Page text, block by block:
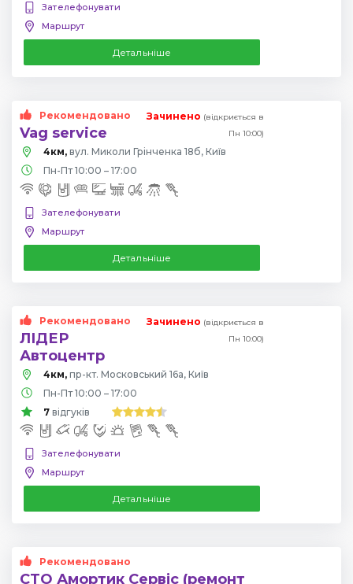
Зателефонувати
Маршрут
Детальніше
Рекомендовано
Vag service
Зачинено (відкриється в
Пн 10:00)
4км, вул. Миколи Грінченка 18б, Київ
Пн-Пт 10:00 – 17:00
Зателефонувати
Маршрут
Детальніше
Рекомендовано
ЛІДЕР
Автоцентр
Зачинено (відкриється в
Пн 10:00)
4км, пр-кт. Московський 16а, Київ
Пн-Пт 10:00 – 17:00
7 відгуків
Зателефонувати
Маршрут
Детальніше
Рекомендовано
СТО Амортик Сервіс (ремонт